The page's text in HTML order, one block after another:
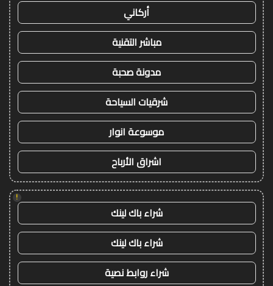
أركاني
مباشر التقنية
مدونة صحبة
شرقيات السياحة
موسوعة انوار
اشراق الأرباح
!
شراء باك لينك
شراء باك لينك
شراء روابط نصية